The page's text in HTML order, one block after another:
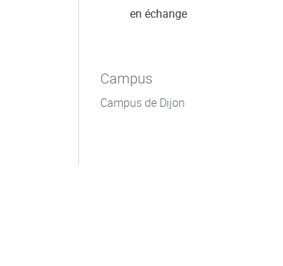
en échange
Campus
Campus de Dijon